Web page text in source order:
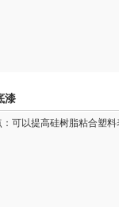
漆
可以提高硅树脂粘合塑料